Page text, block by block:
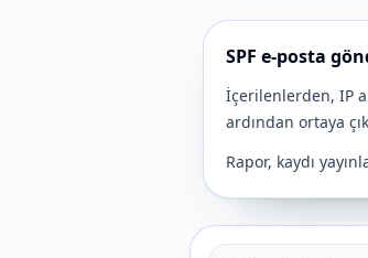
SPF e-posta
İçerilenlerden, IP
ardından ortaya
Rapor, kaydı